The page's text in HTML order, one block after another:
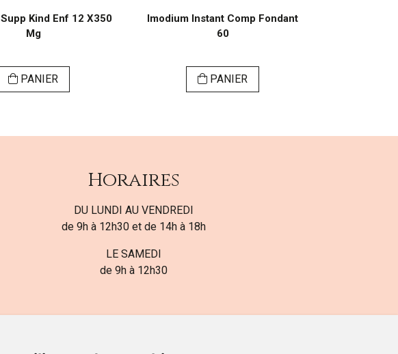
Kind Enf 12 X350
Mg
PANIER
Imodium Instant Comp Fondant
60
PANIER
Horaires
DU LUNDI AU VENDREDI
de 9h à 12h30 et de 14h à 18h
LE SAMEDI
de 9h à 12h30